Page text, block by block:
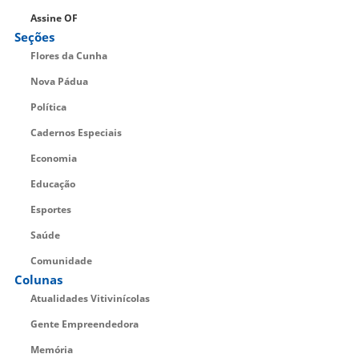
Assine OF
Seções
Flores da Cunha
Nova Pádua
Política
Cadernos Especiais
Economia
Educação
Esportes
Saúde
Comunidade
Colunas
Atualidades Vitivinícolas
Gente Empreendedora
Memória